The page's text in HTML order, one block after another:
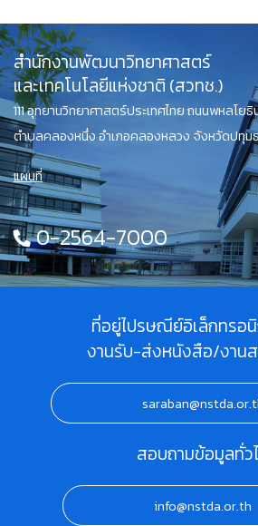
สำนักงานพัฒนาวิทยาศาสตร์
และเทคโนโลยีแห่งชาติ (สวทช.)
111 อุทยานวิทยาศาสตร์ประเทศไทย ถนนพหลโยธิ
ตำบลคลองหนึ่ง อำเภอคลองหลวง จังหวัดปทุมธ
แผนที่
0-2564-7000
ที่อยู่ไปรษณีย์อิเล็กทรอ
งานรับ-ส่งหนังสือ/งาน
สอบถามข้อมูลทั่ว
info@nstda.or.th